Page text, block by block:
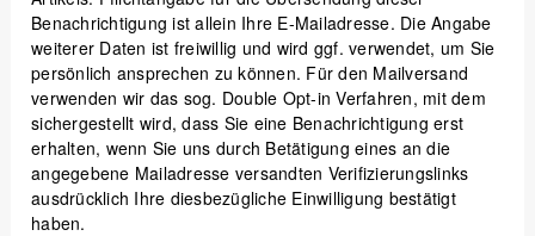
Benachrichtigung ist allein Ihre E-Mailadresse. Die Angabe
weiterer Daten ist freiwillig und wird ggf. verwendet, um Sie
persönlich ansprechen zu können. Für den Mailversand
verwenden wir das sog. Double Opt-in Verfahren, mit dem
sichergestellt wird, dass Sie eine Benachrichtigung erst
erhalten, wenn Sie uns durch Betätigung eines an die
angegebene Mailadresse versandten Verifizierungslinks
ausdrücklich Ihre diesbezügliche Einwilligung bestätigt
haben.